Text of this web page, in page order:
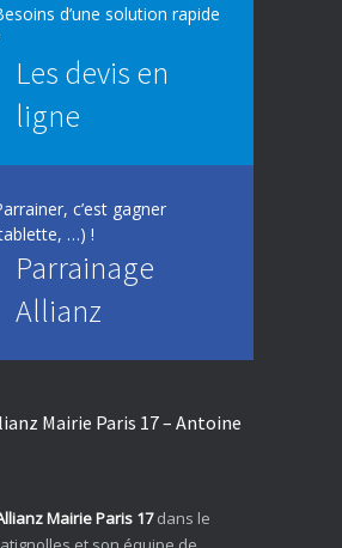
d’une solution rapide
Les devis en
ligne
c’est gagner
…) !
Parrainage
Allianz
Mairie Paris 17 – Antoine
Mairie Paris 17dans le